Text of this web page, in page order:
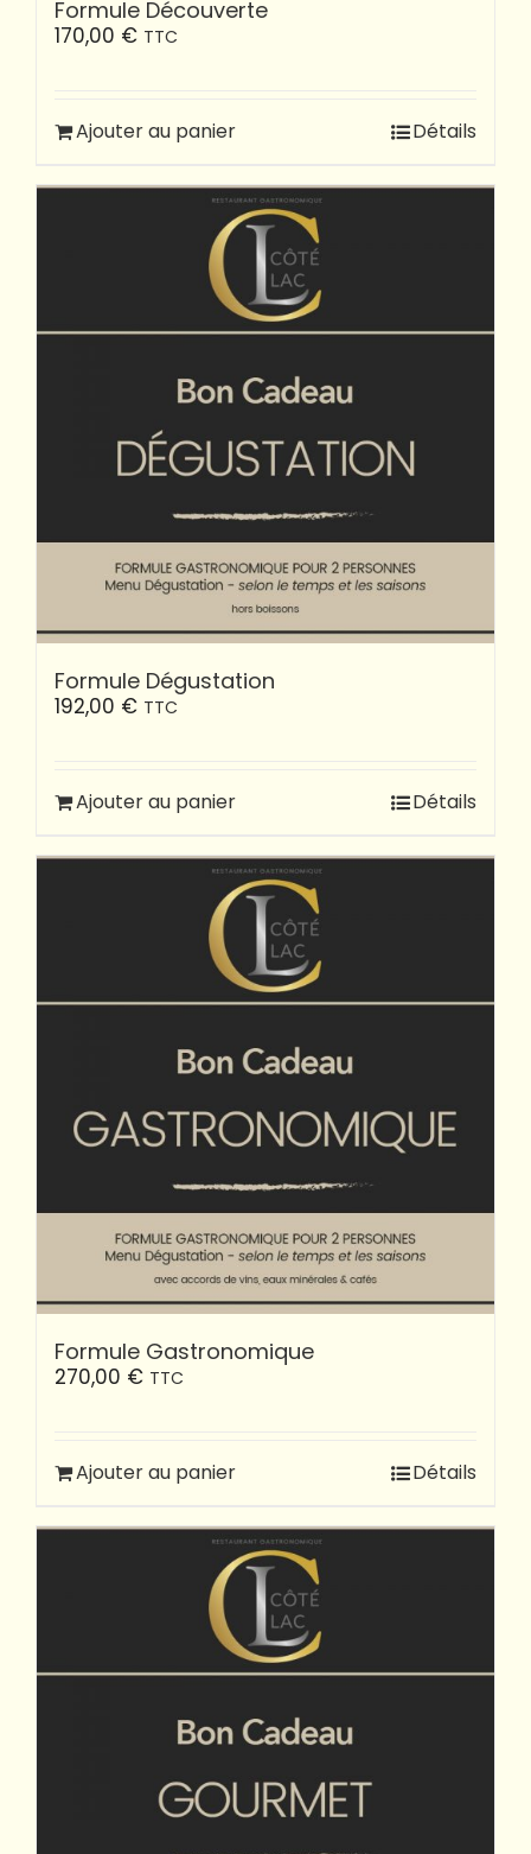
Formule Découverte
170,00 € TTC
Ajouter au panier Détails
Formule Dégustation
192,00 € TTC
Ajouter au panier Détails
Formule Gastronomique
270,00 € TTC
Ajouter au panier Détails